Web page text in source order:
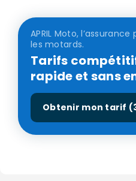
APRIL Moto,
les motards.
Tarifs
rapide et sans
Obtenir mon tarif